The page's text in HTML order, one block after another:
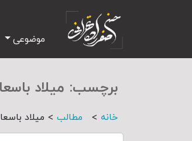
موضوعی
برچسب: میلاد
خانه > مطالب > میلاد